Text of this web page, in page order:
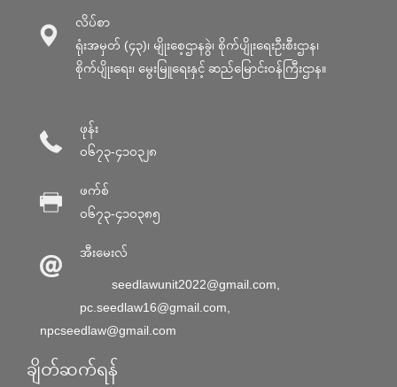
လိပ်စာ
ရုံးအမှတ် (၄၃)၊ မျိုးစေ့ဌာနခွဲ၊ စိုက်ပျိုးရေးဦးစီးဌာန၊
စိုက်ပျိုးရေး၊ မွေးမြူရေးနှင့် ဆည်မြောင်း၀န်ကြီးဌာန။
ဖုန်း
၀၆၇၃-၄၁၀၃၂၈
ဖက်စ်
၀၆၇၃-၄၁၀၃၈၅
အီးမေးလ်
seedlawunit2022@gmail.com,
pc.seedlaw16@gmail.com,
npcseedlaw@gmail.com
ချိတ်ဆက်ရန်